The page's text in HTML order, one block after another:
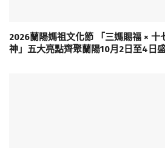
2026蘭陽媽祖文化節 「三媽賜福 × 十
神」五大亮點齊聚蘭陽10月2日至4日